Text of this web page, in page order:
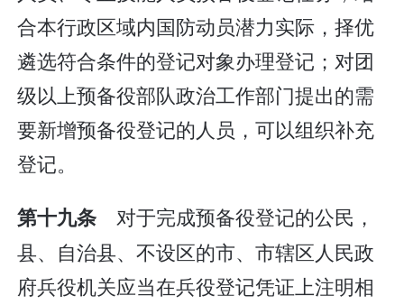
合本行政区域内国防动员潜力实际，择优
遴选符合条件的登记对象办理登记；对团
级以上预备役部队政治工作部门提出的需
要新增预备役登记的人员，可以组织补充
登记。
第十九条对于完成预备役登记的公民，
县、自治县、不设区的市、市辖区人民政
府兵役机关应当在兵役登记凭证上注明相